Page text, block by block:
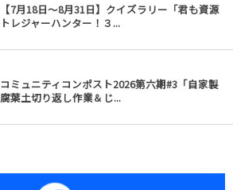
【7月18日～8月31日】クイズラリー「君も資源
トレジャーハンター！３...
コミュニティコンポスト2026第六期#3「自家製
腐葉土切り返し作業＆じ...